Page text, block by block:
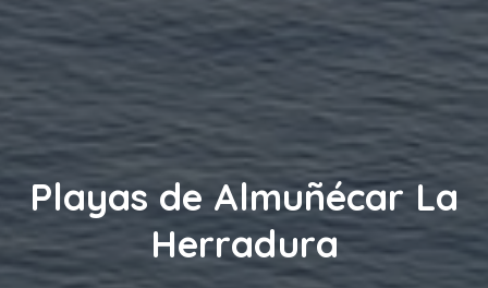
Playas de Almuñécar La
Herradura